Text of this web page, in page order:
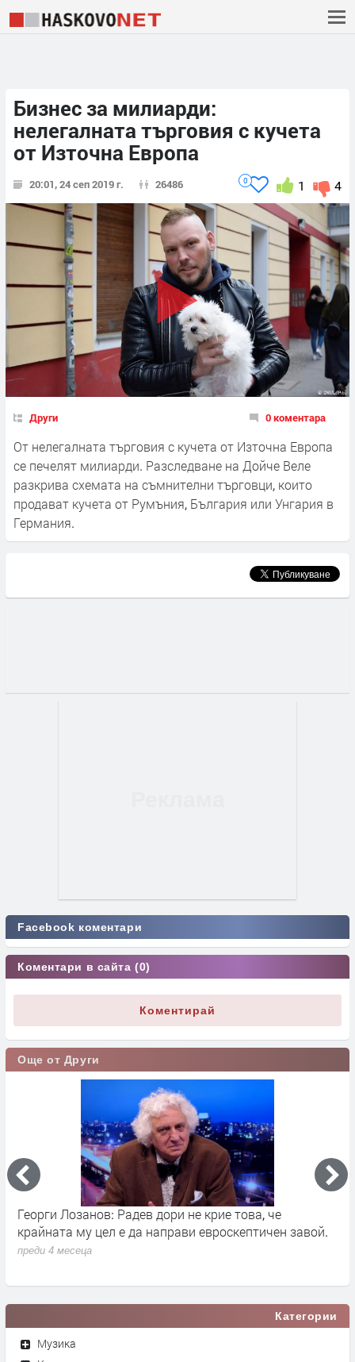
Бизнес за милиарди:
нелегалната търговия с кучета
от Източна Европа
20:01, 24 сеп 2019 г. 26486 4
1
0
Други 0 коментара
От нелегалната търговия с кучета от Източна Европа
се печелят милиарди. Разследване на Дойче Веле
разкрива схемата на съмнителни търговци, които
продават кучета от Румъния, България или Унгария в
Германия.
Facebook коментари
Коментари в сайта (0)
Коментирай
Още от Други
Георги Лозанов: Радев дори не крие това, че
крайната му цел е да направи евроскептичен завой.
преди 4 месеца
Категории
Музика